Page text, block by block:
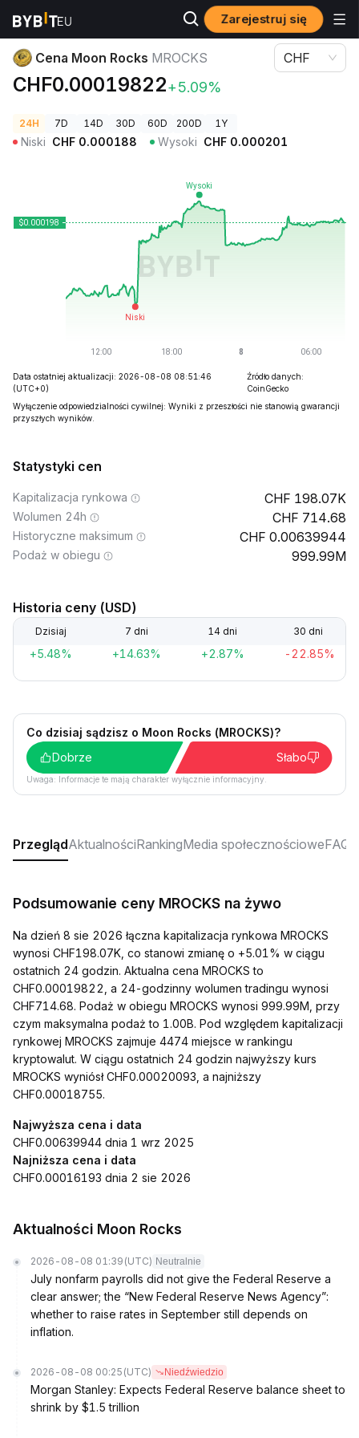
Zarejestruj się
Ceny kryptowalut Cena Moon Rocks MROCKS
Cena Moon Rocks MROCKS
CHF0.00019822+5.09%
CHF
24H 7D 14D 30D 60D 200D 1Y
Niski CHF 0.000188 Wysoki CHF 0.000201
Data ostatniej aktualizacji: 2026-08-08 08:51:46
(UTC+0)
Źródło danych:
CoinGecko
Wyłączenie odpowiedzialności cywilnej: Wyniki z przeszłości nie stanowią gwarancji
przyszłych wyników.
Statystyki cen
Kapitalizacja rynkowa 198.07K
Wolumen 24h 714.68
Historyczne maksimum 0.00639944
Podaż w obiegu 999.99M
Historia ceny (USD)
Dzisiaj 7 dni 14 dni 30 dni
+5.48% +14.63% +2.87% -22.85%
Co dzisiaj sądzisz o Moon Rocks (MROCKS)?
Dobrze
Słabo
Uwaga: Informacje te mają charakter wyłącznie informacyjny.
PrzeglądAktualnościRankingMedia społecznościoweFAQ
Podsumowanie ceny MROCKS na żywo
Na dzień 8 sie 2026 łączna kapitalizacja rynkowa MROCKS
wynosi CHF198.07K, co stanowi zmianę o +5.01% w ciągu
ostatnich 24 godzin. Aktualna cena MROCKS to
CHF0.00019822, a 24-godzinny wolumen tradingu wynosi
CHF714.68. Podaż w obiegu MROCKS wynosi 999.99M, przy
czym maksymalna podaż to 1.00B. Pod względem kapitalizacji
rynkowej MROCKS zajmuje 4474 miejsce w rankingu
kryptowalut. W ciągu ostatnich 24 godzin najwyższy kurs
MROCKS wyniósł CHF0.00020093, a najniższy
CHF0.00018755.
Najwyższa cena i data
CHF0.00639944 dnia 1 wrz 2025
Najniższa cena i data
CHF0.00016193 dnia 2 sie 2026
Aktualności Moon Rocks
2026-08-08 01:39 (UTC) Neutralnie
July nonfarm payrolls did not give the Federal Reserve a
clear answer; the “New Federal Reserve News Agency”:
whether to raise rates in September still depends on
inflation.
2026-08-08 00:25 (UTC) Niedźwiedzio
Morgan Stanley: Expects Federal Reserve balance sheet to
shrink by $1.5 trillion